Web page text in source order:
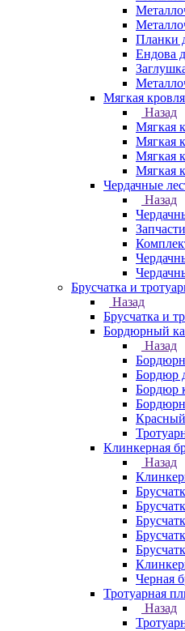
Планки
Ендова
Мягкая кровля
Назад
Мягкая
Мягкая
Мягкая
Мягкая
Чердачные
Назад
Брусчатка и
Назад
Брусчатка и
Бордюрный
Назад
Бордюр
Бордюр
Клинкерная
Назад
Черная
Тротуарная
Назад